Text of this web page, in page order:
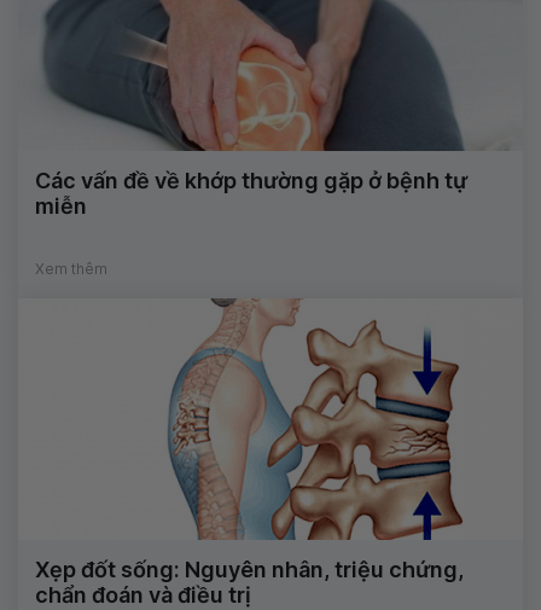
Các vấn đề về khớp thường gặp ở bệnh tự
miễn
Xem thêm
Xẹp đốt sống: Nguyên nhân, triệu chứng,
chẩn đoán và điều trị